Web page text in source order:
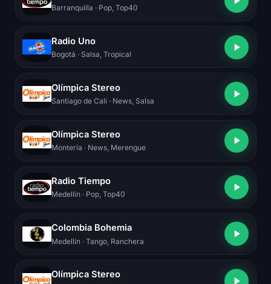
Barranquilla · Pop, Top40
Radio Uno
Bogotá · Salsa, Tropical
Olímpica Stereo
Santiago de Cali · News, Salsa
Olímpica Stereo
Montería · News, Merengue
Radio Tiempo
Medellín · Pop, Top40
Colombia Bohemia
Medellín · Tango, Ranchera
Olímpica Stereo